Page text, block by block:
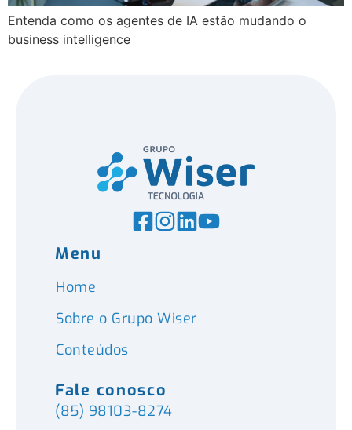
Entenda como os agentes de IA estão mudando o
business intelligence
Menu
Home
Sobre o Grupo Wiser
Conteúdos
Fale conosco
(85) 98103-8274